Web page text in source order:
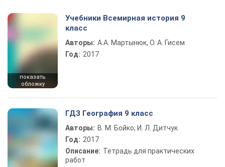
показать
обложку
Учебники Всемирная история 9
класс
Авторы: А.А. Мартынюк, О. А. Гисем
Год: 2017
ГДЗ География 9 класс
Авторы: В. М. Бойко, И. Л. Дитчук
Год: 2017
Описание: Тетрадь для практических
работ